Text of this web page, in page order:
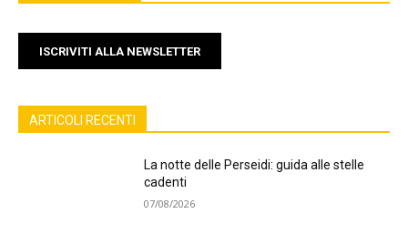
ISCRIVITI ALLA NEWSLETTER
ARTICOLI RECENTI
La notte delle Perseidi: guida alle stelle
cadenti
07/08/2026